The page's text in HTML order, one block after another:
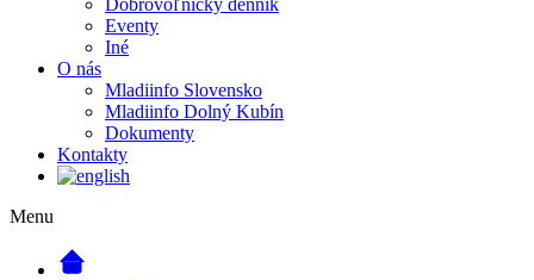
Dobrovoľnícky denník
Eventy
Iné
O nás
Mladiinfo Slovensko
Mladiinfo Dolný Kubín
Dokumenty
Kontakty
Menu